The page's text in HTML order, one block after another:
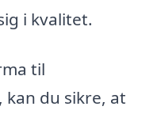
i kvalitet.
til
du sikre, at